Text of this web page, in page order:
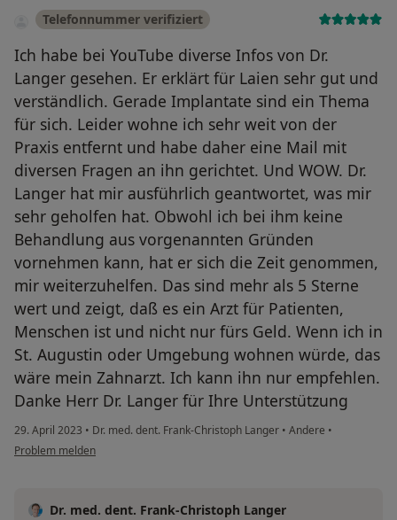
Telefonnummer verifiziert
Ich habe bei YouTube diverse Infos von Dr.
Langer gesehen. Er erklärt für Laien sehr gut und
verständlich. Gerade Implantate sind ein Thema
für sich. Leider wohne ich sehr weit von der
Praxis entfernt und habe daher eine Mail mit
diversen Fragen an ihn gerichtet. Und WOW. Dr.
Langer hat mir ausführlich geantwortet, was mir
sehr geholfen hat. Obwohl ich bei ihm keine
Behandlung aus vorgenannten Gründen
vornehmen kann, hat er sich die Zeit genommen,
mir weiterzuhelfen. Das sind mehr als 5 Sterne
wert und zeigt, daß es ein Arzt für Patienten,
Menschen ist und nicht nur fürs Geld. Wenn ich in
St. Augustin oder Umgebung wohnen würde, das
wäre mein Zahnarzt. Ich kann ihn nur empfehlen.
Danke Herr Dr. Langer für Ihre Unterstützung
29. April 2023 • Dr. med. dent. Frank-Christoph Langer • Andere •
Problem melden
Dr. med. dent. Frank-Christoph Langer